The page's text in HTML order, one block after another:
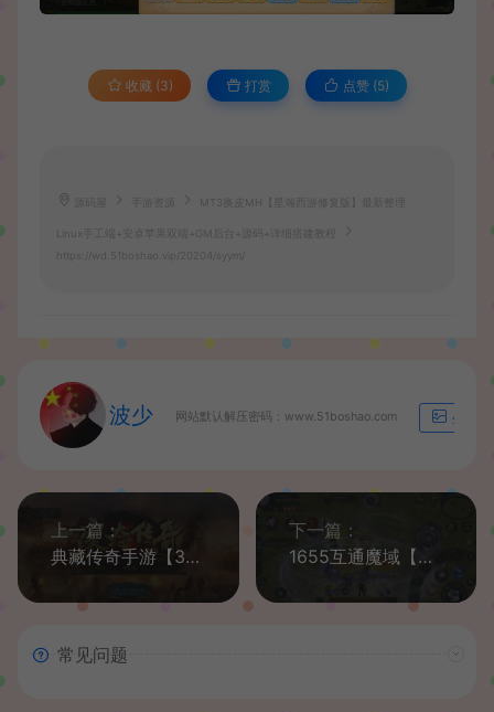
收藏 (3) 打赏 点赞 (5)
手游资源 MT3换皮MH【星瀚西游修复版】最新整理
Linux手工端+安卓苹果双端+GM后台+源码+详细搭建教程
https://wd.51boshao.vip/20204/syym/
波少 网站默认解压密码：www.51boshao.com 生成海
上一篇：
典藏传奇手游【3D变态传奇修复版】最新整理WIN系复古服务端+安卓+详细搭建教程
下一篇：
1655互通魔域【五虎上将】最新整理Win系半手工服务端+安卓+本地验证+本地注册+全套工具+详细搭建教程
常见问题